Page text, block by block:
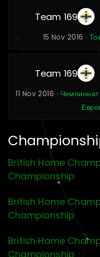
Team 169
15 Nov 2016 ·
Team 169
11 Nov 2016 ·
British Home
Championship
British Home
Championship
British Home
Championship